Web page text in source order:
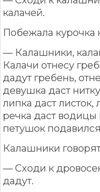
калачей.
Побежала курочка
— Калашники,
Калачи отнесу
дадут гребень,
девушка даст
липка даст листок,
речка даст водицы
петушок
Калашники
— Сходи к
дадут.